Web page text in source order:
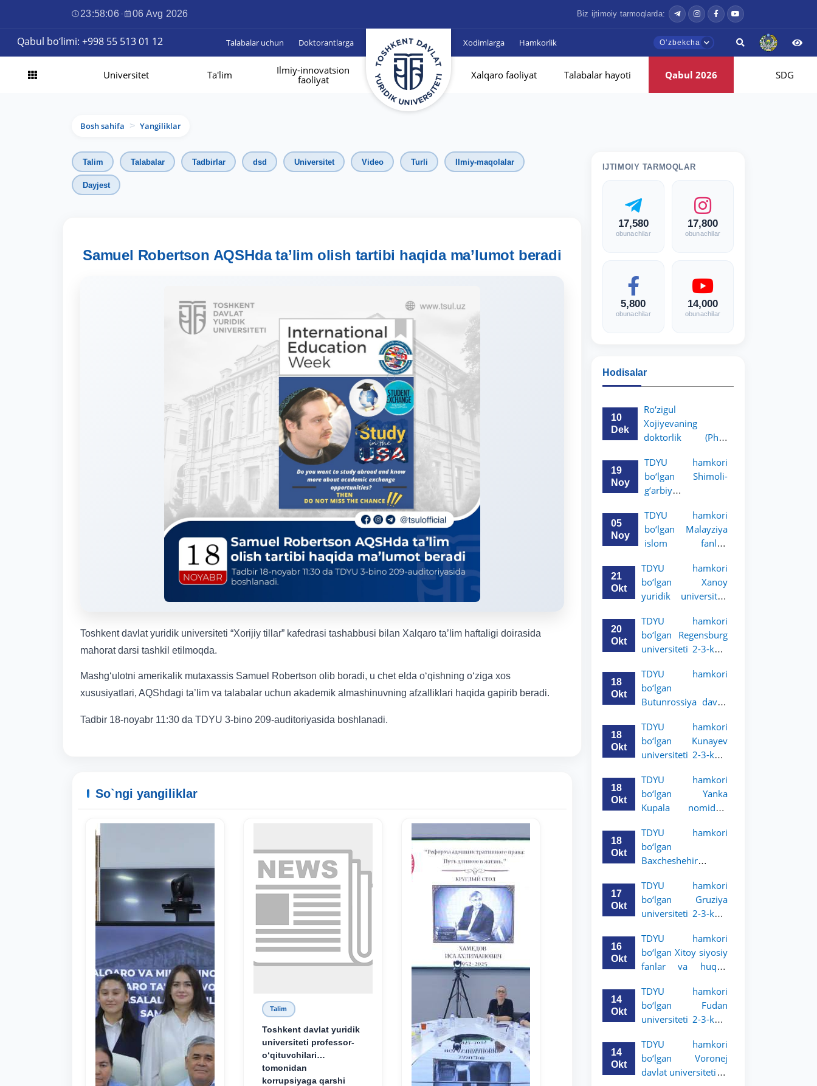
23:58:07 · 06 Avg 2026 Biz ijtimoiy tarmoqlarda:
Qabul bo‘limi: +998 55 513 01 12 Talabalar uchun Doktorantlarga Xodimlarga Hamkorlik Oʼzbekcha
Universitet Ta'lim
Ilmiy-innovatsion
faoliyat
Xalqaro faoliyat Talabalar hayoti Qabul 2026 SDG
Bosh sahifa > Yangiliklar
Talim Talabalar Tadbirlar dsd Universitet Video Turli Ilmiy-maqolalar
Dayjest
Samuel Robertson AQSHda ta’lim olish tartibi haqida ma’lumot beradi
Toshkent davlat yuridik universiteti “Xorijiy tillar” kafedrasi tashabbusi bilan Xalqaro ta’lim haftaligi doirasida
mahorat darsi tashkil etilmoqda.
Mashg‘ulotni amerikalik mutaxassis Samuel Robertson olib boradi, u chet elda o‘qishning o‘ziga xos
xususiyatlari, AQShdagi ta’lim va talabalar uchun akademik almashinuvning afzalliklari haqida gapirib beradi.
Tadbir 18-noyabr 11:30 da TDYU 3-bino 209-auditoriyasida boshlanadi.
So`ngi yangiliklar
Talim
Toshkent davlat yuridik
universiteti professor-
o‘qituvchilari
tomonidan
korrupsiyaga qarshi
IJTIMOIY TARMOQLAR
17,580
obunachilar
17,800
obunachilar
5,800
obunachilar
14,000
obunachilar
Hodisalar
10
Dek
Ro‘zigul
Xojiyevaning
doktorlik (PhD)
himoyasi bo‘lib
o‘tadi
19
Noy
TDYU hamkori
bo‘lgan Shimoli-
g‘arbiy
huquq universiteti
2-3-kurs talabalari
uchun akademik
e’lon qildi
05
Noy
TDYU hamkori
bo‘lgan Malayziya
islom fanlari
kurs talabalari
uchun akademik
mobillik dasturini
21
Okt
TDYU hamkori
bo‘lgan Xanoy
yuridik universiteti
talabalari uchun
akademik mobillik
dasturini e’lon qildi
20
Okt
TDYU hamkori
bo‘lgan Regensburg
universiteti 2-3-kurs
akademik mobillik
dasturini e’lon qildi
18
Okt
TDYU hamkori
bo‘lgan
Butunrossiya davlat
3-kurs talabalari
uchun akademik
mobillik dasturini
18
Okt
TDYU hamkori
bo‘lgan Kunayev
universiteti 2-3-kurs
akademik mobillik
dasturini e’lon qiladi
18
Okt
TDYU hamkori
bo‘lgan Yanka
Kupala nomidagi
universiteti 2-3-
bosqich talabalari
uchun akademik
e’lon qildi
18
Okt
TDYU hamkori
bo‘lgan
Baxcheshehir
bosqich talabalari
uchun akademik
mobillik dasturini
17
Okt
TDYU hamkori
bo‘lgan Gruziya
universiteti 2-3-kurs
akademik mobillik
dasturini e’lon qildi
16
Okt
TDYU hamkori
bo‘lgan Xitoy siyosiy
fanlar va huquq
talabalari uchun
akademik mobillik
dasturini e’lon qildi
14
Okt
TDYU hamkori
bo‘lgan Fudan
universiteti 2-3-kurs
akademik mobillik
dasturini e’lon qildi
14
Okt
TDYU hamkori
bo‘lgan Voronej
davlat universiteti 2-